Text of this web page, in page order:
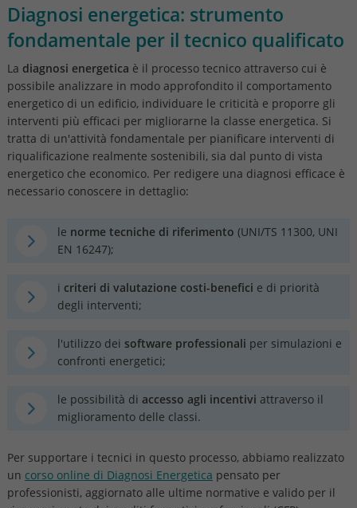
Diagnosi energetica: strumento
fondamentale per il tecnico qualificato
La diagnosi energetica è il processo tecnico attraverso cui è
possibile analizzare in modo approfondito il comportamento
energetico di un edificio, individuare le criticità e proporre gli
interventi più efficaci per migliorarne la classe energetica. Si
tratta di un'attività fondamentale per pianificare interventi di
riqualificazione realmente sostenibili, sia dal punto di vista
energetico che economico. Per redigere una diagnosi efficace è
necessario conoscere in dettaglio:
le norme tecniche di riferimento (UNI/TS 11300, UNI
EN 16247);
i criteri di valutazione costi-benefici e di priorità
degli interventi;
l'utilizzo dei software professionali per simulazioni e
confronti energetici;
le possibilità di accesso agli incentivi attraverso il
miglioramento delle classi.
Per supportare i tecnici in questo processo, abbiamo realizzato
un corso online di Diagnosi Energetica pensato per
professionisti, aggiornato alle ultime normative e valido per il